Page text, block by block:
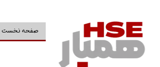
صفحه نخست